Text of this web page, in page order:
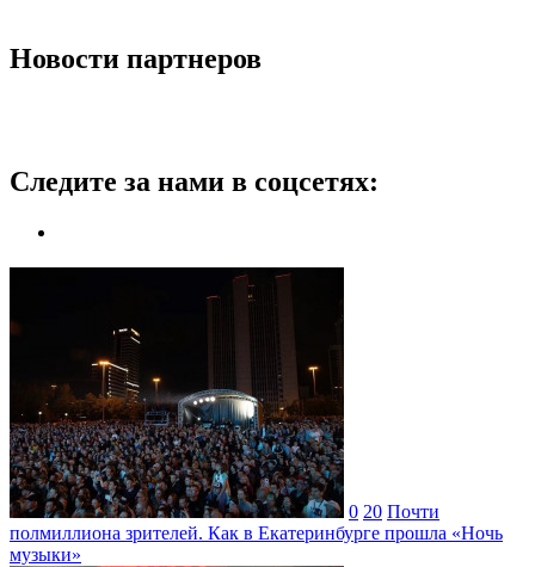
Новости партнеров
Следите за нами в соцсетях:
0 20 Почти
полмиллиона зрителей. Как в Екатеринбурге прошла «Ночь
музыки»